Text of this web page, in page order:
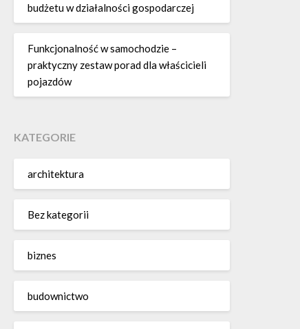
budżetu w działalności gospodarczej
Funkcjonalność w samochodzie –
praktyczny zestaw porad dla właścicieli
pojazdów
KATEGORIE
architektura
Bez kategorii
biznes
budownictwo